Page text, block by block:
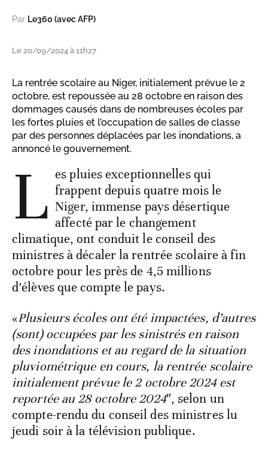
Par Le360 (avec AFP)
Le 20/09/2024 à 11h27
La rentrée scolaire au Niger, initialement prévue le 2
octobre, est repoussée au 28 octobre en raison des
dommages causés dans de nombreuses écoles par
les fortes pluies et l’occupation de salles de classe
par des personnes déplacées par les inondations, a
annoncé le gouvernement.
L es pluies exceptionnelles qui
frappent depuis quatre mois le
Niger, immense pays désertique
affecté par le changement
climatique, ont conduit le conseil des
ministres à décaler la rentrée scolaire à fin
octobre pour les près de 4,5 millions
d’élèves que compte le pays.
«Plusieurs écoles ont été impactées, d’autres
(sont) occupées par les sinistrés en raison
des inondations et au regard de la situation
pluviométrique en cours, la rentrée scolaire
initialement prévue le 2 octobre 2024 est
reportée au 28 octobre 2024″, selon un
compte-rendu du conseil des ministres lu
jeudi soir à la télévision publique.